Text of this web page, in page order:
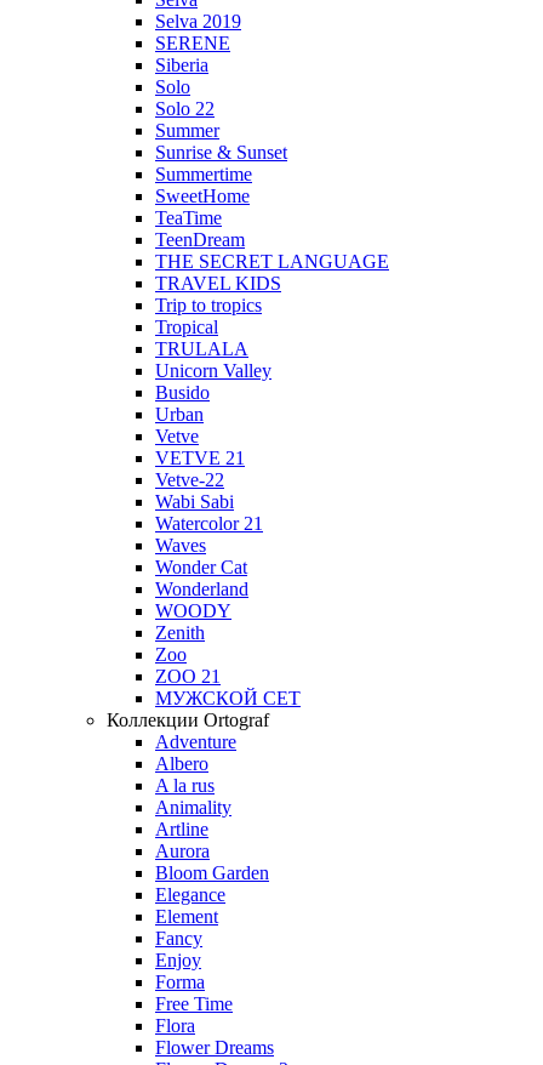
Selva 2019
SERENE
Siberia
Solo
Solo 22
Summer
Sunrise & Sunset
Summertime
SweetHome
TeaTime
TeenDream
THE SECRET LANGUAGE
TRAVEL KIDS
Trip to tropics
Tropical
TRULALA
Unicorn Valley
Busido
Urban
Vetve
VETVE 21
Vetve-22
Wabi Sabi
Watercolor 21
Waves
Wonder Cat
Wonderland
WOODY
Zenith
Zoo
ZOO 21
МУЖСКОЙ СЕТ
Коллекции Ortograf
Adventure
Albero
A la rus
Animality
Artline
Aurora
Bloom Garden
Elegance
Element
Fancy
Enjoy
Forma
Free Time
Flora
Flower Dreams